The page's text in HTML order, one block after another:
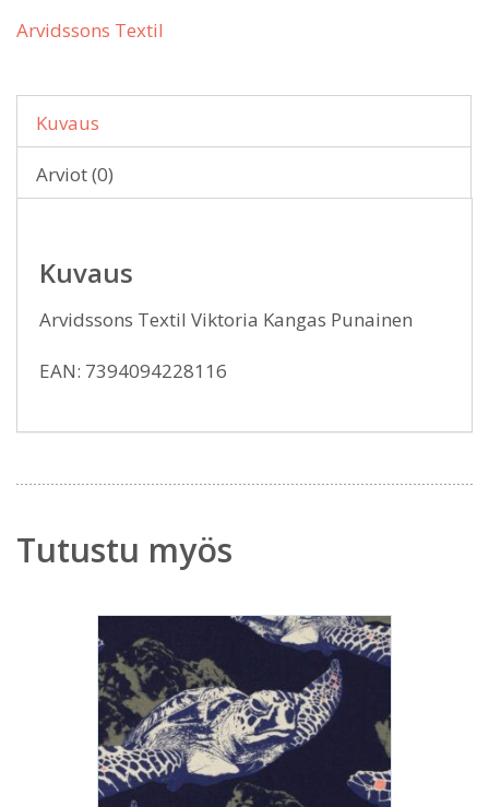
Arvidssons Textil
Kuvaus
Arviot (0)
Kuvaus
Arvidssons Textil Viktoria Kangas Punainen
EAN: 7394094228116
Tutustu myös